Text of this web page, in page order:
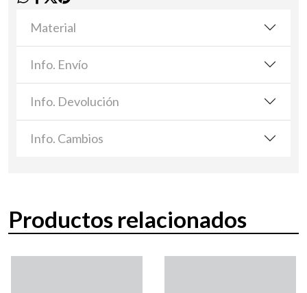
Material
Info. Envío
Info. Devolución
Info. Cambios
Productos relacionados